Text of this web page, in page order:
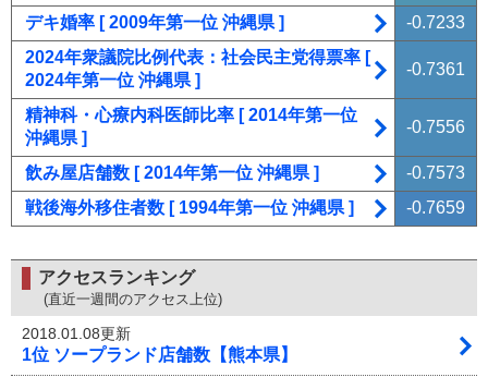
デキ婚率 [ 2009年第一位 沖縄県 ]
-0.7233
2024年衆議院比例代表：社会民主党得票率 [
2024年第一位 沖縄県 ]
-0.7361
精神科・心療内科医師比率 [ 2014年第一位
沖縄県 ]
-0.7556
飲み屋店舗数 [ 2014年第一位 沖縄県 ]
-0.7573
戦後海外移住者数 [ 1994年第一位 沖縄県 ]
-0.7659
アクセスランキング
(直近一週間のアクセス上位)
2018.01.08更新
1位 ソープランド店舗数【熊本県】